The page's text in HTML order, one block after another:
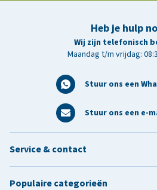
Heb je hulp
Wij zijn telefonisch
Maandag t/m vrijdag:
Stuur ons een
Stuur ons een e-
Service & contact
Populaire categorieën